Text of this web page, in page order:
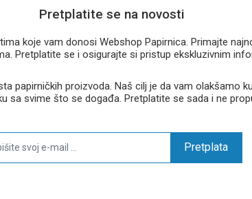
Pretplatite se na novosti
koje vam donosi Webshop Papirnica. Primajte
Pretplatite se i osigurajte si pristup ekskluzivnim
papirničkih proizvoda. Naš cilj je da vam olakšamo
sa svime što se događa. Pretplatite se sada i ne
Pretplata